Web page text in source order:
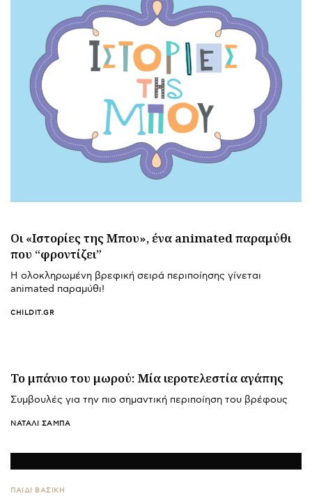
Oι «Ιστορίες της Μπου», ένα animated παραμύθι
που “φροντίζει”
Η ολοκληρωμένη βρεφική σειρά περιποίησης γίνεται
animated παραμύθι!
CHILDIT.GR
Το μπάνιο του μωρού: Mία ιεροτελεστία αγάπης
Συμβουλές για την πιο σημαντική περιποίηση του βρέφους
ΝΑΤΑΛΊ ΣΑΜΠΆ
ΠΑΙΔΙ ΒΑΣΙΚΉ